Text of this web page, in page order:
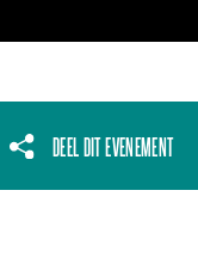
DEEL DIT EVENEMENT